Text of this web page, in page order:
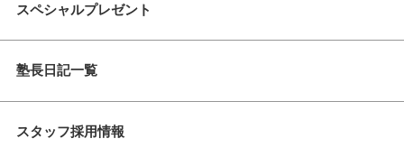
スペシャルプレゼント
塾長日記一覧
スタッフ採用情報